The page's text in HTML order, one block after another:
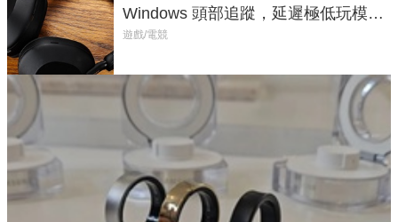
Windows 頭部追蹤，延遲極低玩模擬
飛行超有感
遊戲/電競